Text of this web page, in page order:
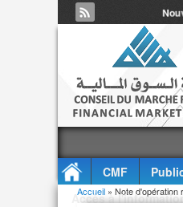
CMF
Accès à
Vous êtes ici
Accueil » Note d'opération